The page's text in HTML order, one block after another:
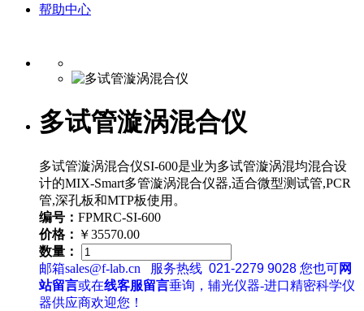
帮助中心
多试管漩涡混合仪
多试管漩涡混合仪SI-600是业为多试管漩涡混均混合设
计的MIX-Smart多管漩涡混合仪器,适合微型测试管,PCR
管,深孔板和MTP板使用。
编号： FPMRC-SI-600
价格： ￥35570.00
数量：
邮箱sales@f-lab.cn
服务热线 021-2279 9028 您也可网
站留言或在线客服留言垂询，辅光仪器-进口精密科学仪
器供应商欢迎您！